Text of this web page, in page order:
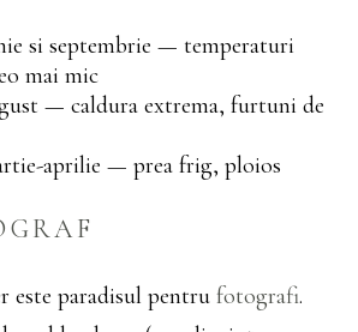
si septembrie — temperaturi
mai mic
— caldura extrema, furtuni de
aprilie — prea frig, ploios
este paradisul pentru fotografi.